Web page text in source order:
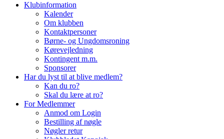
Klubinformation
Kalender
Om klubben
Kontaktpersoner
Børne- og Ungdomsroning
Kørevejledning
Kontingent m.m.
Sponsorer
Har du lyst til at blive medlem?
Kan du ro?
Skal du lære at ro?
For Medlemmer
Anmod om Login
Bestilling af nøgle
Nøgler retur